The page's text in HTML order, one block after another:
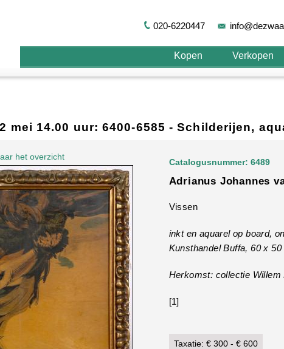
020-6220447
Kopen Verkopen
mei 14.00 uur: 6400-6585 - Schilderijen,
het overzicht
Catalogusnummer: 6489
Adrianus Johannes
Vissen
inkt en aquarel op board,
Kunsthandel Buffa, 60 x 50
Herkomst: collectie
[1]
Taxatie: € 300 - € 600